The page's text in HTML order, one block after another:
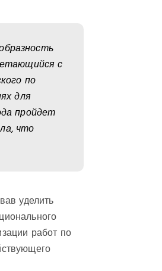
с
по
для
пройдет
что
уделить
работ по